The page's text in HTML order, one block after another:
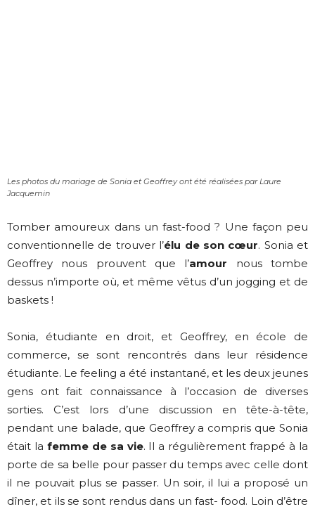
Les photos du mariage de Sonia et Geoffrey ont été réalisées par Laure
Jacquemin
Tomber amoureux dans un fast-food ? Une façon peu
conventionnelle de trouver l’élu de son cœur. Sonia et
Geoffrey nous prouvent que l’amour nous tombe
dessus n’importe où, et même vêtus d’un jogging et de
baskets !
Sonia, étudiante en droit, et Geoffrey, en école de
commerce, se sont rencontrés dans leur résidence
étudiante. Le feeling a été instantané, et les deux jeunes
gens ont fait connaissance à l’occasion de diverses
sorties. C’est lors d’une discussion en tête-à-tête,
pendant une balade, que Geoffrey a compris que Sonia
était la femme de sa vie. Il a régulièrement frappé à la
porte de sa belle pour passer du temps avec celle dont
il ne pouvait plus se passer. Un soir, il lui a proposé un
dîner, et ils se sont rendus dans un fast- food. Loin d’être